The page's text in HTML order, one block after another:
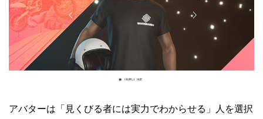
アバターは「見くびる者には実力でわからせる」人を選択